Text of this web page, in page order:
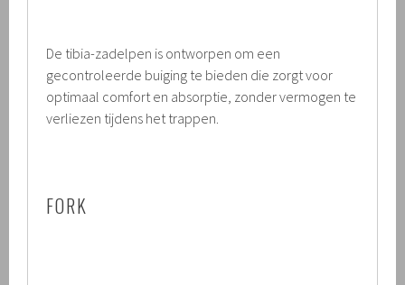
De tibia-zadelpen is ontworpen om een
gecontroleerde buiging te bieden die zorgt voor
optimaal comfort en absorptie, zonder vermogen te
verliezen tijdens het trappen.
FORK